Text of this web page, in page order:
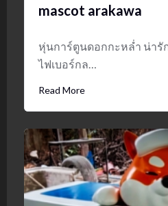
mascot arakawa
หุ่นการ์ตูนดอกกะหล่ำ น่ารั
ไฟเบอร์กล…
Read More